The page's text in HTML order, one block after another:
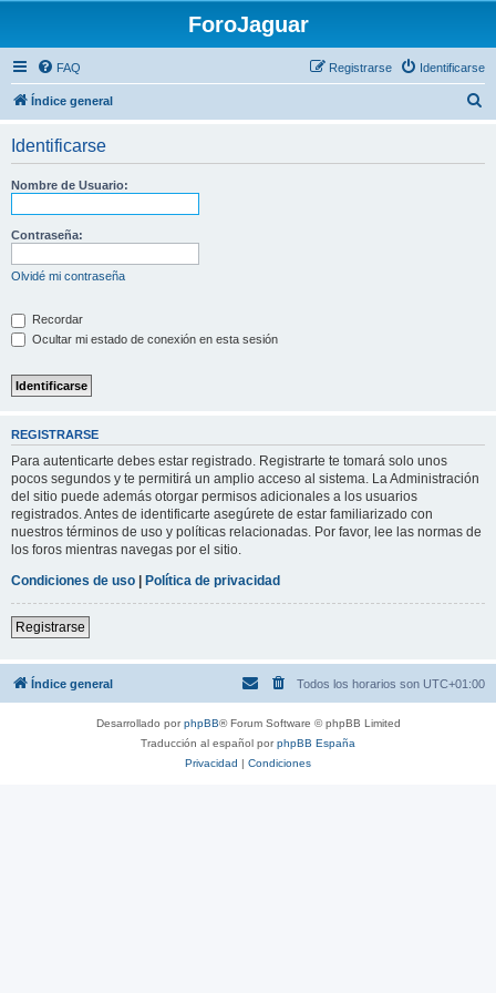
ForoJaguar
FAQ Identificarse
Registrarse
Índice general
Identificarse
Nombre de Usuario:
Contraseña:
Olvidé mi contraseña
Recordar
Ocultar mi estado de conexión en esta sesión
REGISTRARSE
Para autenticarte debes estar registrado. Registrarte te tomará solo unos
pocos segundos y te permitirá un amplio acceso al sistema. La Administración
del sitio puede además otorgar permisos adicionales a los usuarios
registrados. Antes de identificarte asegúrete de estar familiarizado con
nuestros términos de uso y políticas relacionadas. Por favor, lee las normas de
los foros mientras navegas por el sitio.
Condiciones de uso | Política de privacidad
Registrarse
Índice general Todos los horarios son UTC+01:00
Desarrollado porphpBB® Forum Software © phpBB Limited
Traducción al español porphpBB España
Privacidad | Condiciones